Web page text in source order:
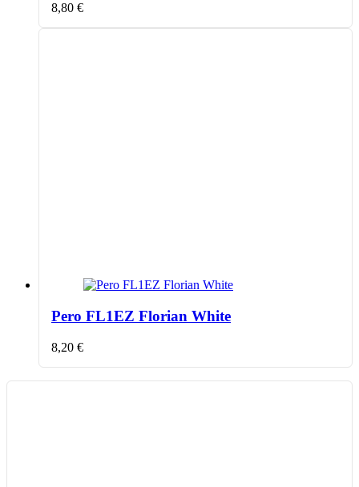
8,80 €
Pero FL1EZ Florian White
8,20 €